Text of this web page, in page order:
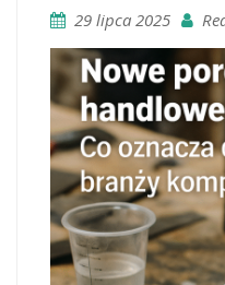
29 lipca 2025